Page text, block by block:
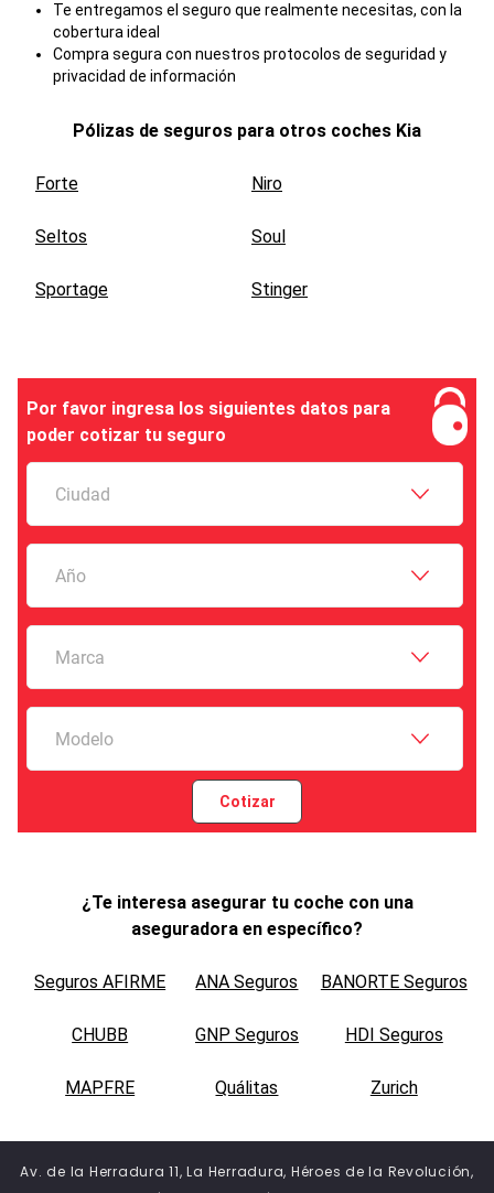
Te entregamos el seguro que realmente necesitas, con la
cobertura ideal
Compra segura con nuestros protocolos de seguridad y
privacidad de información
Pólizas de seguros para otros coches Kia
Forte Niro
Seltos Soul
Sportage Stinger
Por favor ingresa los siguientes datos para
poder cotizar tu seguro
Ciudad
Año
Marca
Modelo
Cotizar
¿Te interesa asegurar tu coche con una
aseguradora en específico?
Seguros AFIRME ANA Seguros BANORTE Seguros
CHUBB GNP Seguros HDI Seguros
MAPFRE Quálitas Zurich
Av. de la Herradura 11, La Herradura, Héroes de la Revolución,